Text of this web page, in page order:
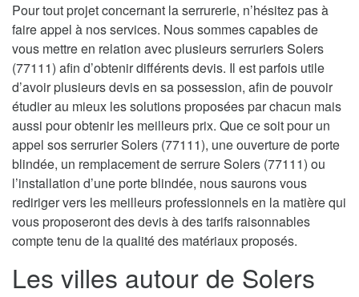
Pour tout projet concernant la serrurerie, n’hésitez pas à
faire appel à nos services. Nous sommes capables de
vous mettre en relation avec plusieurs serruriers Solers
(77111) afin d’obtenir différents devis. Il est parfois utile
d’avoir plusieurs devis en sa possession, afin de pouvoir
étudier au mieux les solutions proposées par chacun mais
aussi pour obtenir les meilleurs prix. Que ce soit pour un
appel sos serrurier Solers (77111), une ouverture de porte
blindée, un remplacement de serrure Solers (77111) ou
l’installation d’une porte blindée, nous saurons vous
rediriger vers les meilleurs professionnels en la matière qui
vous proposeront des devis à des tarifs raisonnables
compte tenu de la qualité des matériaux proposés.
Les villes autour de Solers